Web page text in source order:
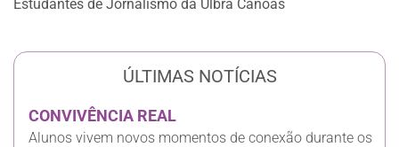
Estudantes de Jornalismo da Ulbra Canoas
ÚLTIMAS NOTÍCIAS
CONVIVÊNCIA REAL
Alunos vivem novos momentos de conexão durante os